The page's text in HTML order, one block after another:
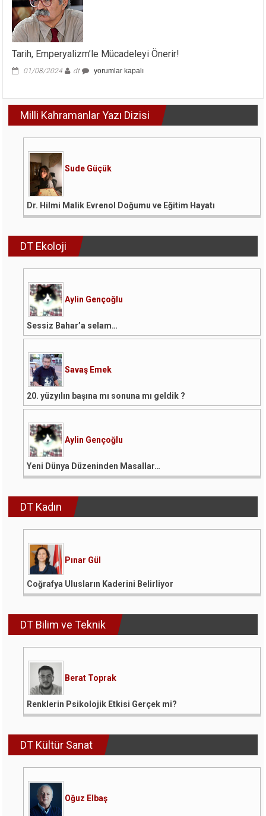
Tarih, Emperyalizm’le Mücadeleyi Önerir!
01/08/2024 dt
Tarih,
için
yorumlar kapalı
Milli Kahramanlar Yazı Dizisi
Sude Güçük
Dr. Hilmi Malik Evrenol Doğumu ve Eğitim Hayatı
DT Ekoloji
Aylin Gençoğlu
Sessiz Bahar’a selam…
Savaş Emek
20. yüzyılın başına mı sonuna mı geldik ?
Aylin Gençoğlu
Yeni Dünya Düzeninden Masallar…
DT Kadın
Pınar Gül
Coğrafya Ulusların Kaderini Belirliyor
DT Bilim ve Teknik
Berat Toprak
Renklerin Psikolojik Etkisi Gerçek mi?
DT Kültür Sanat
Oğuz Elbaş